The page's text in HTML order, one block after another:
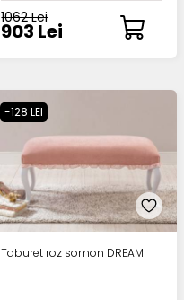
1062 Lei
903 Lei
-128 LEI
Taburet roz somon DREAM